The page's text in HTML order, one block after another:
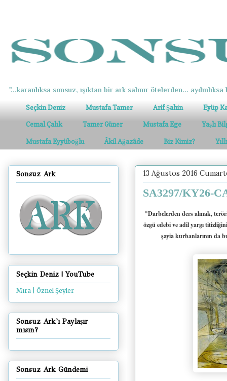
"...karanlıksa sonsuz, ışıktan bir ark salınır ötelerden... aydınlıksa
Seçkin Deniz Mustafa Tamer Arif Şahin Eyüp
Cemal Çalık Tamer Güner Mustafa Ege Yaşlı
Mustafa Eyyüboğlu Âkil Ağazâde Biz Kimiz?
13 Ağustos 2016
SA3297/KY26-
"Darbelerden ders almak,
özgü edebi ve adil yargı
şayia kurbanlarının da
Sonsuz Ark
Seçkin Deniz | YouTube
Mıra | Öznel Şeyler
Sonsuz Ark'ı Paylaşır
mısın?
Sonsuz Ark Gündemi